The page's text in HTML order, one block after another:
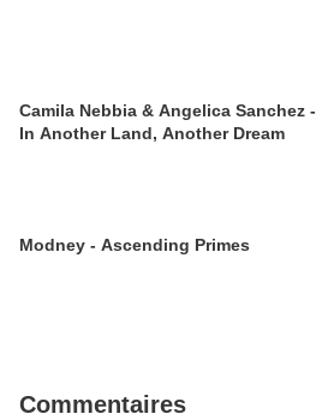
Camila Nebbia & Angelica Sanchez -
In Another Land, Another Dream
Modney - Ascending Primes
Commentaires